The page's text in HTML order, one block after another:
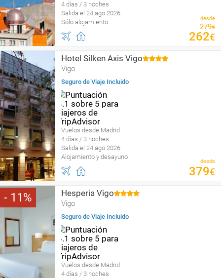
4 días / 3 noches
Salida el 24 ago 2026
Sólo alojamiento
desde
279€
262€
Hotel Silken Axis Vigo
Vigo
Seguro de Viaje Incluido
Vuelos desde Madrid
4 días / 3 noches
Salida el 24 ago 2026
Alojamiento y desayuno
desde
379€
11 Hesperia Vigo
Vigo
Seguro de Viaje Incluido
Vuelos desde Madrid
4 días / 3 noches